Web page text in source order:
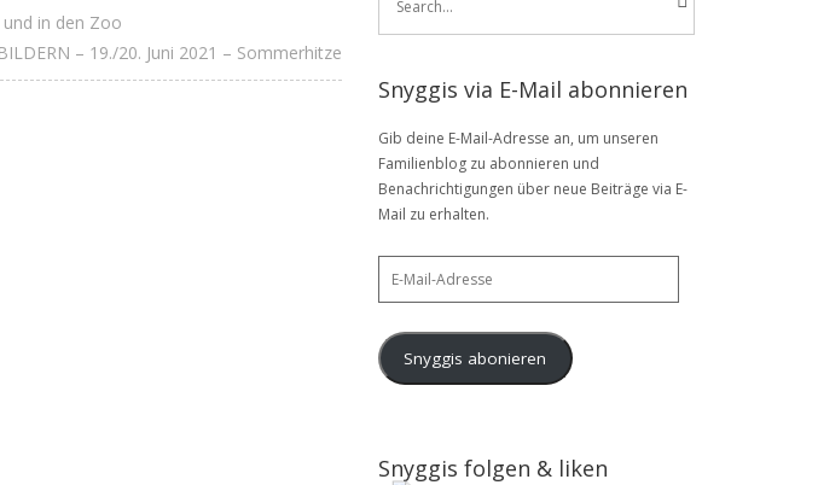
und in den Zoo
– 19./20. Juni 2021 – Sommerhitze
Snyggis via E-Mail abonnieren
Gib deine E-Mail-Adresse an, um unseren
Familienblog zu abonnieren und
Benachrichtigungen über neue Beiträge via E-
Mail zu erhalten.
Snyggis abonieren
Snyggis folgen & liken